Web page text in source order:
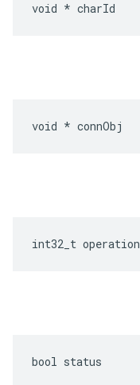
void * charId
void * connObj
int32_t operation
bool status